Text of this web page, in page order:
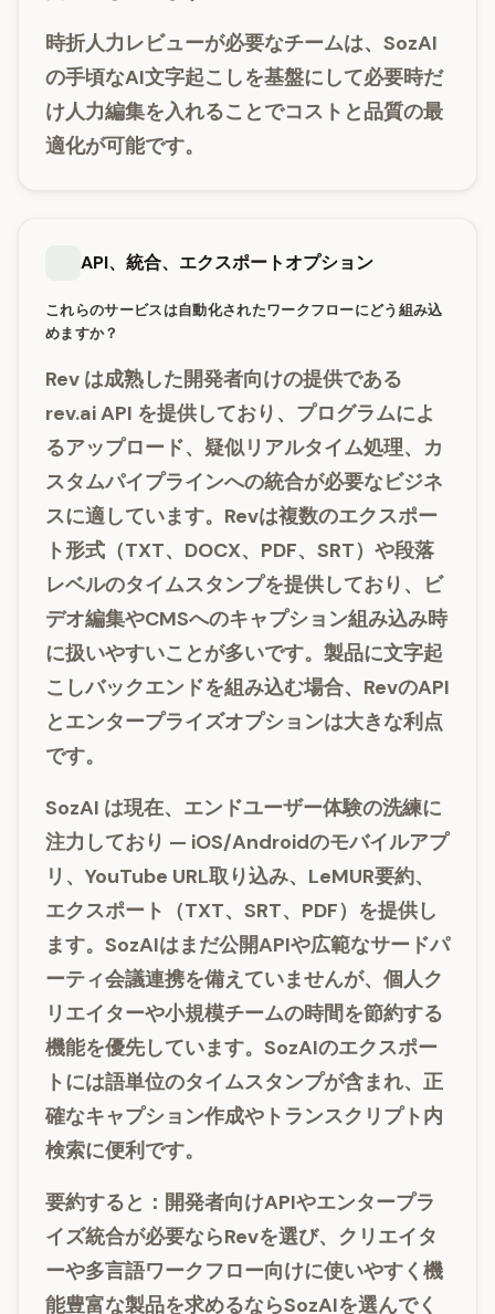
時折人力レビューが必要なチームは、SozAI
の手頃なAI文字起こしを基盤にして必要時だ
け人力編集を入れることでコストと品質の最
適化が可能です。
API、統合、エクスポートオプション
これらのサービスは自動化されたワークフローにどう組み込
めますか？
Rev は成熟した開発者向けの提供である
rev.ai API を提供しており、プログラムによ
るアップロード、疑似リアルタイム処理、カ
スタムパイプラインへの統合が必要なビジネ
スに適しています。Revは複数のエクスポー
ト形式（TXT、DOCX、PDF、SRT）や段落
レベルのタイムスタンプを提供しており、ビ
デオ編集やCMSへのキャプション組み込み時
に扱いやすいことが多いです。製品に文字起
こしバックエンドを組み込む場合、RevのAPI
とエンタープライズオプションは大きな利点
です。
SozAI は現在、エンドユーザー体験の洗練に
注力しており — iOS/Androidのモバイルアプ
リ、YouTube URL取り込み、LeMUR要約、
エクスポート（TXT、SRT、PDF）を提供し
ます。SozAIはまだ公開APIや広範なサードパ
ーティ会議連携を備えていませんが、個人ク
リエイターや小規模チームの時間を節約する
機能を優先しています。SozAIのエクスポー
トには語単位のタイムスタンプが含まれ、正
確なキャプション作成やトランスクリプト内
検索に便利です。
要約すると：開発者向けAPIやエンタープラ
イズ統合が必要ならRevを選び、クリエイタ
ーや多言語ワークフロー向けに使いやすく機
能豊富な製品を求めるならSozAIを選んでく